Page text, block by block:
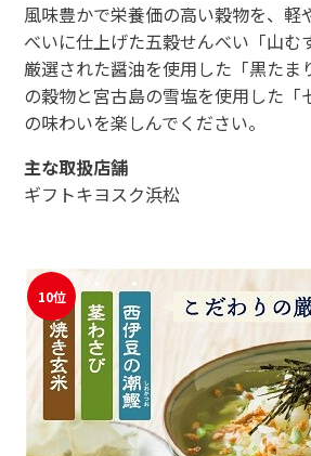
風味豊かで栄養価の高い穀物を、軽
べいに仕上げた五穀せんべい「山む
厳選された醤油を使用した「黒たま
の穀物と宮古島の雪塩を使用した「
の味わいを楽しんでください。
主な取扱店舗
ギフトキヨスク浜松
10位